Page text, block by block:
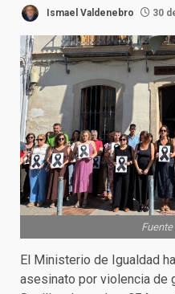
Ismael Valdenebro 30
Fuente
El Ministerio de Igualdad
asesinato por violencia de